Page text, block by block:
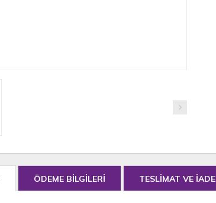
ÖDEME BİLGİLERİ TESLİMAT VE İADE